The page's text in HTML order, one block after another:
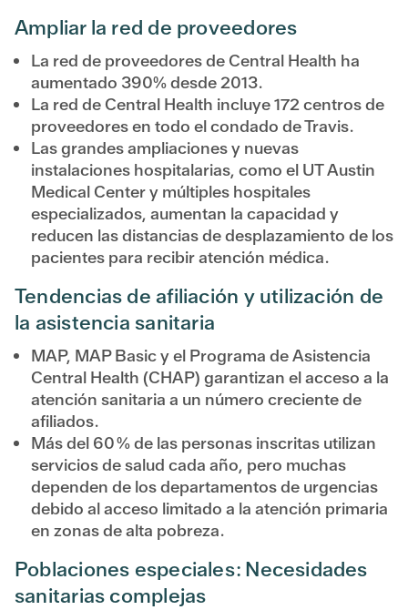
Ampliar la red de proveedores
La red de proveedores de Central Health ha
aumentado 390% desde 2013.
La red de Central Health incluye 172 centros de
proveedores en todo el condado de Travis.
Las grandes ampliaciones y nuevas
instalaciones hospitalarias, como el UT Austin
Medical Center y múltiples hospitales
especializados, aumentan la capacidad y
reducen las distancias de desplazamiento de los
pacientes para recibir atención médica.
Tendencias de afiliación y utilización de
la asistencia sanitaria
MAP, MAP Basic y el Programa de Asistencia
Central Health (CHAP) garantizan el acceso a la
atención sanitaria a un número creciente de
afiliados.
Más del 60 % de las personas inscritas utilizan
servicios de salud cada año, pero muchas
dependen de los departamentos de urgencias
debido al acceso limitado a la atención primaria
en zonas de alta pobreza.
Poblaciones especiales: Necesidades
sanitarias complejas